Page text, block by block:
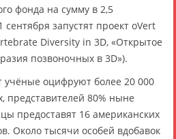
фонда на сумму в 2,5
запустят проект oVert
Diversity in 3D, «Открытое
позвоночных в 3D»).
учёные оцифруют более 20 000
представителей 80% ныне
предоставят 16 американских
Около тысячи особей вдобавок